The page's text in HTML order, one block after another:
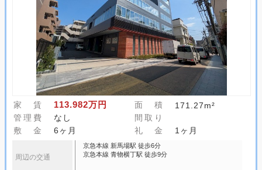
家 賃 113.982万円 面 積
171.27m²
管理費
なし
間取り
敷 金
6ヶ月 礼 金 1ヶ月
周辺の交通
京急本線 新馬場駅 徒歩6分
京急本線 青物横丁駅 徒歩9分